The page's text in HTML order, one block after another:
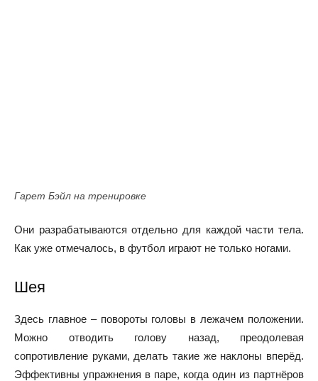
Гарет Бэйл на тренировке
Они разрабатываются отдельно для каждой части тела.
Как уже отмечалось, в футбол играют не только ногами.
Шея
Здесь главное – повороты головы в лежачем положении.
Можно отводить голову назад, преодолевая
сопротивление руками, делать такие же наклоны вперёд.
Эффективны упражнения в паре, когда один из партнёров